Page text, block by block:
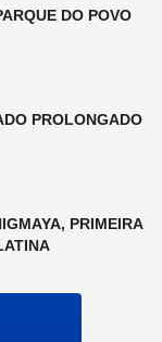
DO POVO
PROLONGADO
PRIMEIRA